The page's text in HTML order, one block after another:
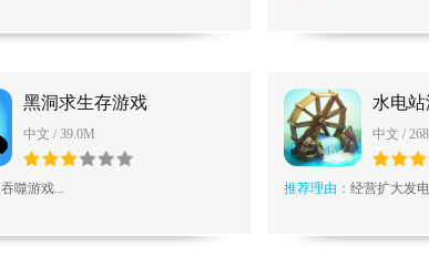
黑洞求生存游戏
中文 / 39.0M
吞噬游戏...
水电
中文 /
推荐理由： 经营扩大发